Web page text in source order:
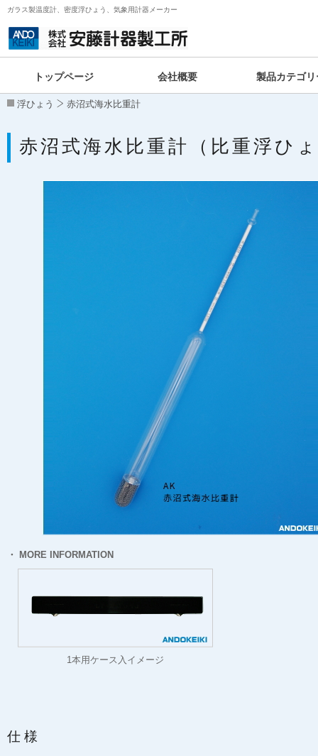
ガラス製温度計、密度浮ひょう、気象用計器メーカー
トップページ 会社概要 製品カテゴリ
浮ひょう 赤沼式海水比重計
赤沼式海水比重計（比重浮ひ
・ MORE INFORMATION
1本用ケース入イメージ
仕様